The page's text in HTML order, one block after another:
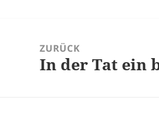
NavigationZURÜCK
Vorheriger
In der Tat ein